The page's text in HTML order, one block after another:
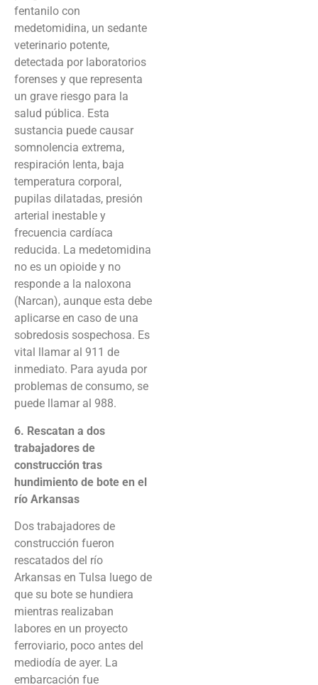
fentanilo con
medetomidina, un sedante
veterinario potente,
detectada por laboratorios
forenses y que representa
un grave riesgo para la
salud pública. Esta
sustancia puede causar
somnolencia extrema,
respiración lenta, baja
temperatura corporal,
pupilas dilatadas, presión
arterial inestable y
frecuencia cardíaca
reducida. La medetomidina
no es un opioide y no
responde a la naloxona
(Narcan), aunque esta debe
aplicarse en caso de una
sobredosis sospechosa. Es
vital llamar al 911 de
inmediato. Para ayuda por
problemas de consumo, se
puede llamar al 988.
6. Rescatan a dos
trabajadores de
construcción tras
hundimiento de bote en el
río Arkansas
Dos trabajadores de
construcción fueron
rescatados del río
Arkansas en Tulsa luego de
que su bote se hundiera
mientras realizaban
labores en un proyecto
ferroviario, poco antes del
mediodía de ayer. La
embarcación fue